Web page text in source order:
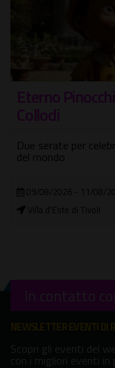
200 anni di
burattino più famoso
In contatto